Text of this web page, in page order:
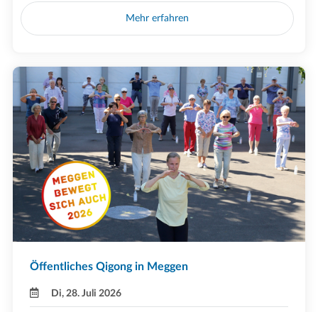
Mehr erfahren
Öffentliches Qigong in Meggen
Di, 28. Juli 2026